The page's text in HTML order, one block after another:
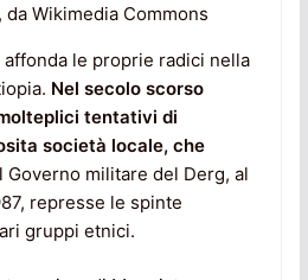
da Wikimedia Commons
le proprie radici nella
Nel secolo scorso
tentativi di
società locale, che
militare del Derg, al
represse le spinte
gruppi etnici.